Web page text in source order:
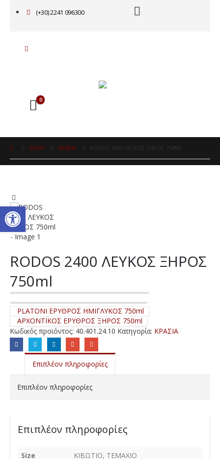
Ανοίξτε τη γραμμή
(+30) 2241 096300
0
SHOP ΚΡΑΣΙΑ RODOS 2400 ΛΕΥΚΟΣ ΞΗΡΟΣ 750ML
RODOS 2400 ΛΕΥΚΟΣ ΞΗΡΟΣ
750ml
PLATONI ΕΡΥΘΡΟΣ ΗΜΙΓΛΥΚΟΣ 750ml
ΑΡΧΟΝΤΙΚΟΣ ΕΡΥΘΡΟΣ ΞΗΡΟΣ 750ml
Κωδικός προϊόντος: 40.401.24.10 Κατηγορία: ΚΡΑΣΙΑ
Επιπλέον πληροφορίες
Επιπλέον πληροφορίες
Επιπλέον πληροφορίες
Size
ΚΙΒΩΤΙΟ, ΤΕΜΑΧΙΟ